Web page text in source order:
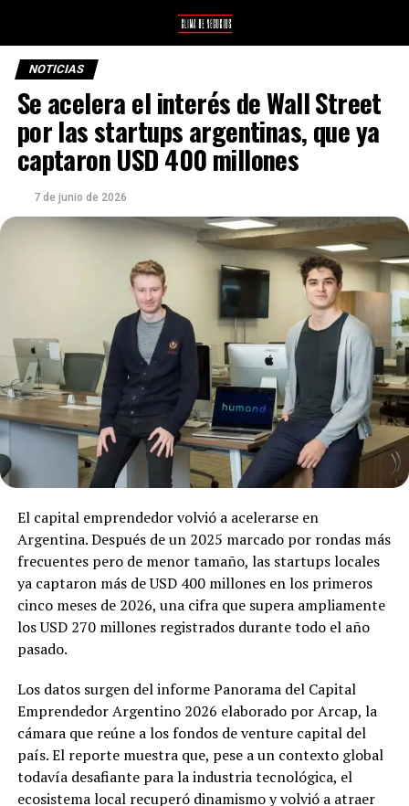
NOTICIAS
Se acelera el interés de Wall Street
por las startups argentinas, que ya
captaron USD 400 millones
7 de junio de 2026
El capital emprendedor volvió a acelerarse en
Argentina. Después de un 2025 marcado por rondas más
frecuentes pero de menor tamaño, las startups locales
ya captaron más de USD 400 millones en los primeros
cinco meses de 2026, una cifra que supera ampliamente
los USD 270 millones registrados durante todo el año
pasado.
Los datos surgen del informe Panorama del Capital
Emprendedor Argentino 2026 elaborado por Arcap, la
cámara que reúne a los fondos de venture capital del
país. El reporte muestra que, pese a un contexto global
todavía desafiante para la industria tecnológica, el
ecosistema local recuperó dinamismo y volvió a atraer